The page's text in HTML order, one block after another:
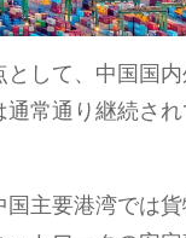
して、中国国
常通り継続さ
主要港湾では